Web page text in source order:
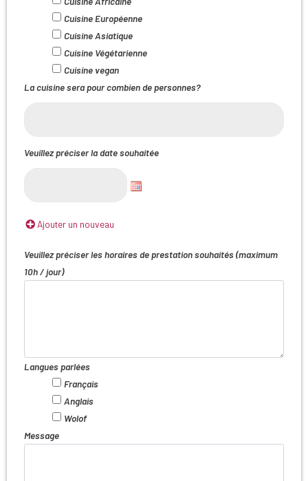
Cuisine Européenne
Cuisine Asiatique
Cuisine Végétarienne
Cuisine vegan
La cuisine sera pour combien de personnes?
Veuillez préciser la date souhaitée
Ajouter un nouveau
Veuillez préciser les horaires de prestation souhaités (maximum
10h / jour)
Langues parlées
Français
Anglais
Wolof
Message